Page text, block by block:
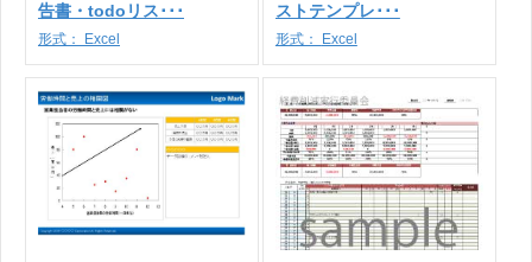
告書・todoリス･･･
形式： Excel
ストテンプレ･･･
形式： Excel